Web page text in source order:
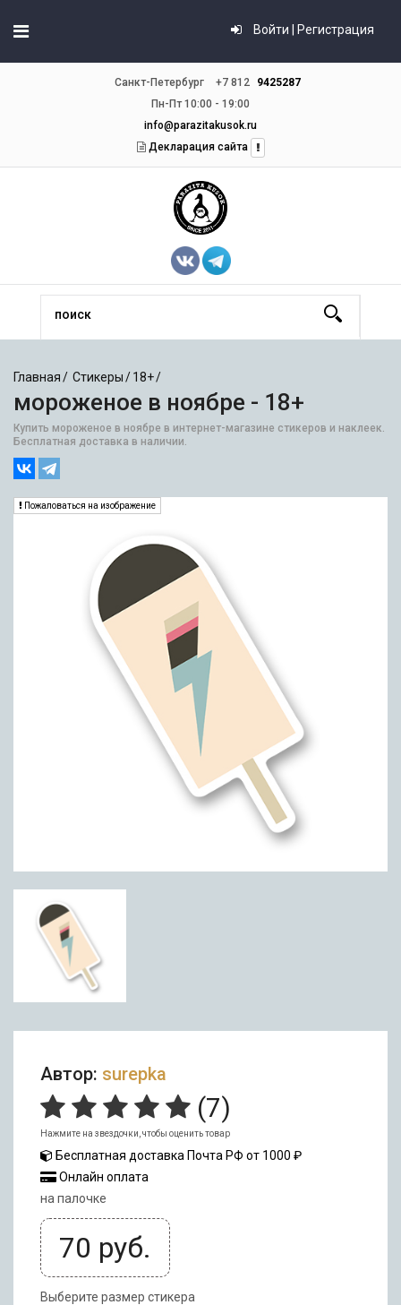
Войти | Регистрация
Санкт-Петербург +7 812
9425287
Пн-Пт 10:00 - 19:00
info@parazitakusok.ru
Декларация сайта
Главная Стикеры 18+
мороженое в ноябре - 18+
Купить мороженое в ноябре в интернет-магазине стикеров и наклеек.
Бесплатная доставка в наличии.
Пожаловаться на изображение
Автор: surepka
(7)
Нажмите на звездочки, чтобы оценить товар
Бесплатная доставка Почта РФ от 1000 ₽
Онлайн оплата
на палочке
70 руб.
Выберите размер стикера